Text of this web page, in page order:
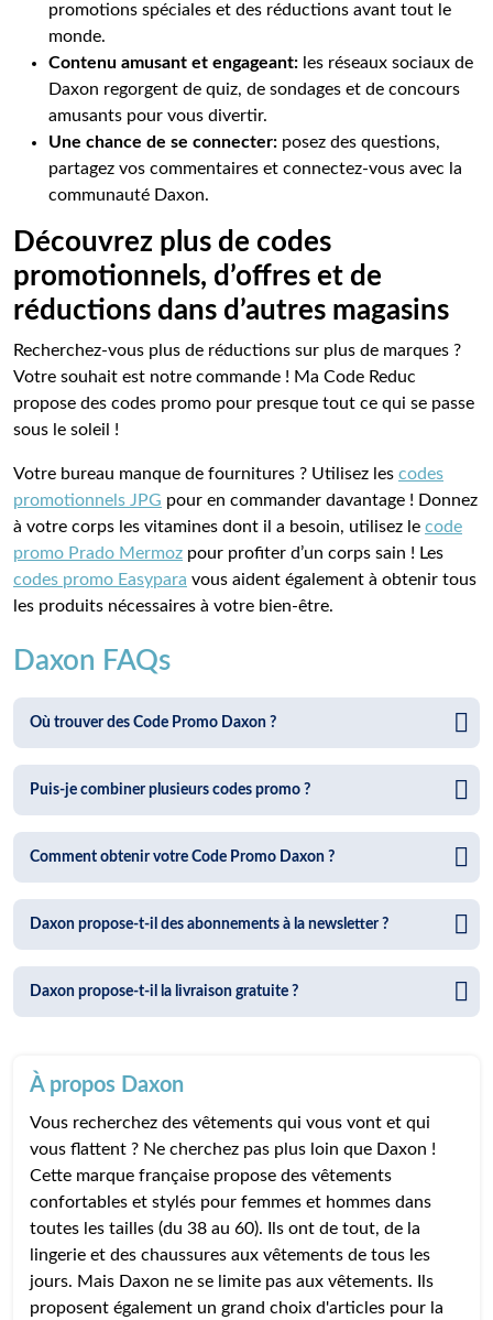
promotions spéciales et des réductions avant tout le
monde.
Contenu amusant et engageant: les réseaux sociaux de
Daxon regorgent de quiz, de sondages et de concours
amusants pour vous divertir.
Une chance de se connecter: posez des questions,
partagez vos commentaires et connectez-vous avec la
communauté Daxon.
Découvrez plus de codes
promotionnels, d’offres et de
réductions dans d’autres magasins
Recherchez-vous plus de réductions sur plus de marques ?
Votre souhait est notre commande ! Ma Code Reduc
propose des codes promo pour presque tout ce qui se passe
sous le soleil !
Votre bureau manque de fournitures ? Utilisez les codes
promotionnels JPG pour en commander davantage ! Donnez
à votre corps les vitamines dont il a besoin, utilisez le code
promo Prado Mermoz pour profiter d’un corps sain ! Les
codes promo Easypara vous aident également à obtenir tous
les produits nécessaires à votre bien-être.
Daxon FAQs
Où trouver des Code Promo Daxon ?
Puis-je combiner plusieurs codes promo ?
Comment obtenir votre Code Promo Daxon ?
Daxon propose-t-il des abonnements à la newsletter ?
Daxon propose-t-il la livraison gratuite ?
À propos Daxon
Vous recherchez des vêtements qui vous vont et qui
vous flattent ? Ne cherchez pas plus loin que Daxon !
Cette marque française propose des vêtements
confortables et stylés pour femmes et hommes dans
toutes les tailles (du 38 au 60). Ils ont de tout, de la
lingerie et des chaussures aux vêtements de tous les
jours. Mais Daxon ne se limite pas aux vêtements. Ils
proposent également un grand choix d'articles pour la